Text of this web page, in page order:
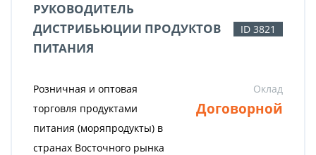
РУКОВОДИТЕЛЬ
ДИСТРИБЬЮЦИИ ПРОДУКТОВ
ПИТАНИЯ
ID 3821
Розничная и оптовая
торговля продуктами
питания (моряпродукты) в
странах Восточного рынка
Оклад
Договорной